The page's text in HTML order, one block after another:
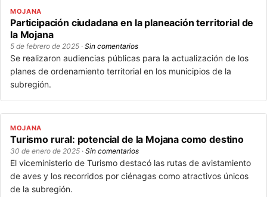
MOJANA
Participación ciudadana en la planeación territorial de
la Mojana
5 de febrero de 2025 · Sin comentarios
Se realizaron audiencias públicas para la actualización de los
planes de ordenamiento territorial en los municipios de la
subregión.
MOJANA
Turismo rural: potencial de la Mojana como destino
30 de enero de 2025 · Sin comentarios
El viceministerio de Turismo destacó las rutas de avistamiento
de aves y los recorridos por ciénagas como atractivos únicos
de la subregión.